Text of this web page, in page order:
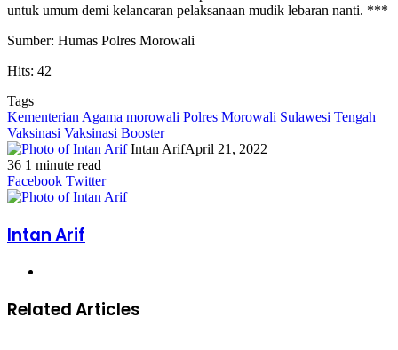
untuk umum demi kelancaran pelaksanaan mudik lebaran nanti. ***
Sumber: Humas Polres Morowali
Hits: 42
Tags
Kementerian Agama morowali Polres Morowali Sulawesi Tengah
Vaksinasi Vaksinasi Booster
Intan ArifApril 21, 2022
36 1 minute read
Facebook
Twitter
LinkedIn
WhatsApp
Share
via
Print
Facebook TwitterMessenger
Messenger
WhatsApp
Telegram
Share
via
Print
Intan Arif
Related Articles